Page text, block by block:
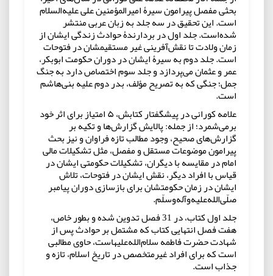
بحثی مفصل پیرامون سیرۀ امیرالمؤمنین علی علیه‌السلام
است. این تحقیق در سه جلد به زبان عربی منتشر
شده‌است. جلد اول در بردارندۀ حوادث زندگی ایشان از
زمان ولادت تا نقش‌آفرینی غیر مستقیمشان در فتوحات
است. جلد دوم به سیرۀ ایشان در دوران حکومت ابوبکر،
عمر و عثمان می‌پردازد و جلد سوم اختصاص دارد به جنگ
جمل؛ جنگی که به تصریح مؤلف، بدر دوم علیه بنی‌هاشم
است.
علامه کورانی در پیشگفتار کتابش، ۵ امتیاز برای اثر خود
برمی‌شمرد؛ از جمله: پالایش گزارش‌ها و تکیه بر
گزارش‌های صحیح، وجود مطالب تازه فراوان و نیز بحث
پیرامون موضوعات مستقل و مفصل، مثل تشکیلات مالی
امام در مقایسه با دیگران، تشکیلات حکومتی ایشان در
قیاس با افراد دیگر، نقش ایشان در فتوحات، تلاش
ایشان در زمان حکومتشان برای بازسازی دوران پیامبر
صلّی‌الله‌علیه‌وآله‌وسلّم.
جلد اول کتاب، در 31 فصل تدوین شده و بطور خاص،
هفت فصل انتهایی کتاب که مشتمل بر حوادث پس از
شهادت حضرت فاطمه سلام‌الله‌علیهاست، حاوی مطالبی
است که برای افراد غیرمتخصص در تاریخ اسلام، تازه و
جذاب است.